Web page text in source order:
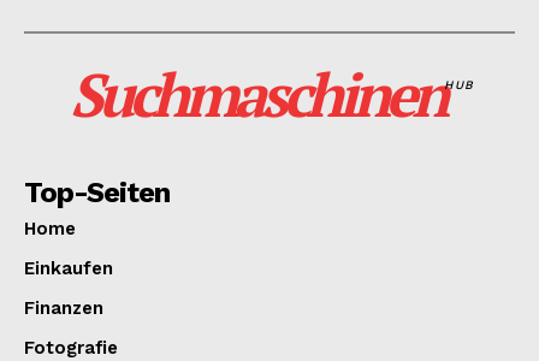
SuchmaschinenHUB
Top-Seiten
Home
Einkaufen
Finanzen
Fotografie